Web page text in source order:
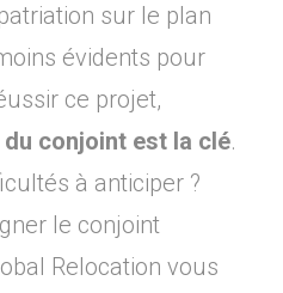
sur le plan
évidents pour
ce projet,
du conjoint est la clé.
à anticiper ?
le conjoint
Relocation vous